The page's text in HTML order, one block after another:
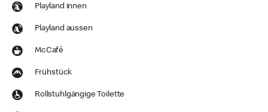
Playland innen
Playland aussen
McCafé
Frühstück
Rollstuhlgängige Toilette